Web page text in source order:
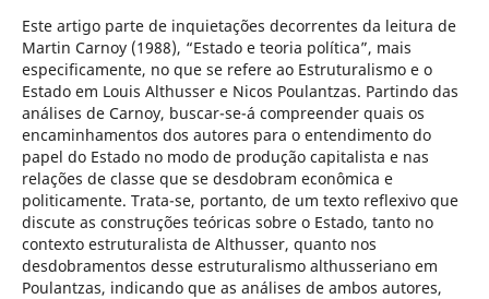
Este artigo parte de inquietações decorrentes da leitura de
Martin Carnoy (1988), “Estado e teoria política”, mais
especificamente, no que se refere ao Estruturalismo e o
Estado em Louis Althusser e Nicos Poulantzas. Partindo das
análises de Carnoy, buscar-se-á compreender quais os
encaminhamentos dos autores para o entendimento do
papel do Estado no modo de produção capitalista e nas
relações de classe que se desdobram econômica e
politicamente. Trata-se, portanto, de um texto reflexivo que
discute as construções teóricas sobre o Estado, tanto no
contexto estruturalista de Althusser, quanto nos
desdobramentos desse estruturalismo althusseriano em
Poulantzas, indicando que as análises de ambos autores,